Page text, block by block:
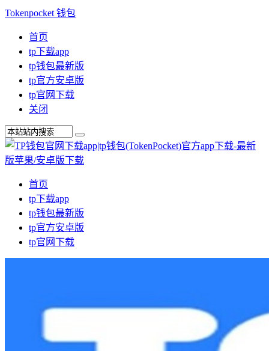
Tokenpocket 钱包
首页
tp下载app
tp钱包最新版
tp官方安卓版
tp官网下载
关闭
首页
tp下载app
tp钱包最新版
tp官方安卓版
tp官网下载